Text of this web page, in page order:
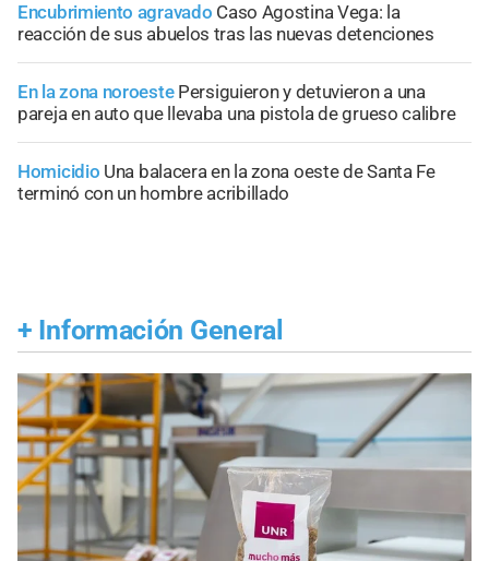
Encubrimiento agravado Caso Agostina Vega: la
reacción de sus abuelos tras las nuevas detenciones
En la zona noroeste Persiguieron y detuvieron a una
pareja en auto que llevaba una pistola de grueso calibre
Homicidio Una balacera en la zona oeste de Santa Fe
terminó con un hombre acribillado
+ Información General